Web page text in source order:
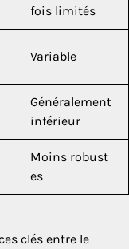
fois limités
Variable
Généralement
inférieur
Moins robust
es
clés entre le